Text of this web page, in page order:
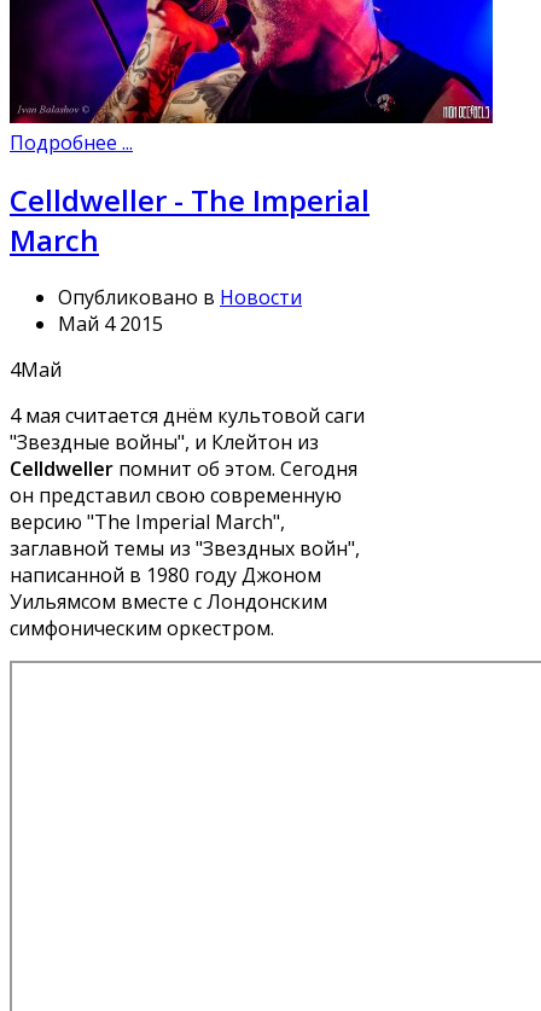
Подробнее ...
Celldweller - The Imperial
March
Опубликовано в Новости
Май 4 2015
4Май
4 мая считается днём культовой саги
"Звездные войны", и Клейтон из
Celldweller помнит об этом. Сегодня
он представил свою современную
версию "The Imperial March",
заглавной темы из "Звездных войн",
написанной в 1980 году Джоном
Уильямсом вместе с Лондонским
симфоническим оркестром.